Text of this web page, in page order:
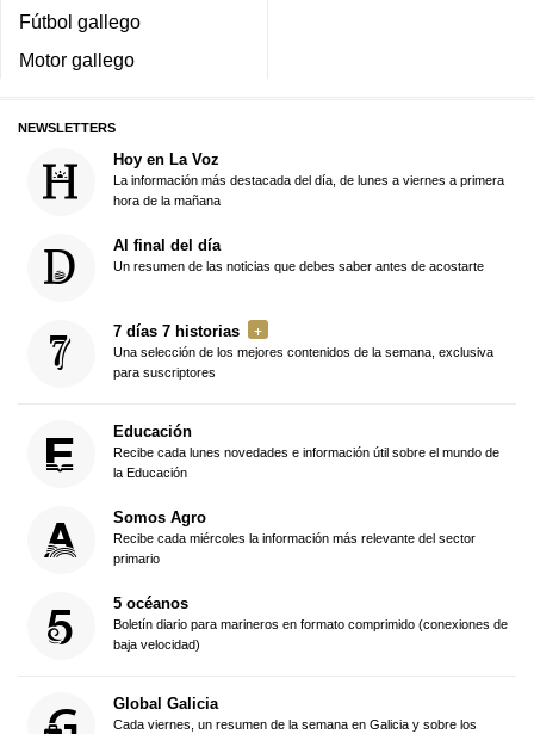
Fútbol gallego
Motor gallego
NEWSLETTERS
Hoy en La Voz
La información más destacada del día, de lunes a viernes a primera
hora de la mañana
Al final del día
Un resumen de las noticias que debes saber antes de acostarte
7 días 7 historias
Una selección de los mejores contenidos de la semana, exclusiva
para suscriptores
Educación
Recibe cada lunes novedades e información útil sobre el mundo de
la Educación
Somos Agro
Recibe cada miércoles la información más relevante del sector
primario
5 océanos
Boletín diario para marineros en formato comprimido (conexiones de
baja velocidad)
Global Galicia
Cada viernes, un resumen de la semana en Galicia y sobre los